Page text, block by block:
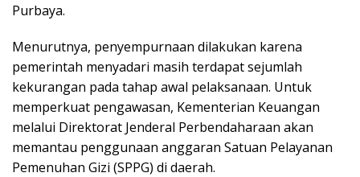
Purbaya.
Menurutnya, penyempurnaan dilakukan karena
pemerintah menyadari masih terdapat sejumlah
kekurangan pada tahap awal pelaksanaan. Untuk
memperkuat pengawasan, Kementerian Keuangan
melalui Direktorat Jenderal Perbendaharaan akan
memantau penggunaan anggaran Satuan Pelayanan
Pemenuhan Gizi (SPPG) di daerah.